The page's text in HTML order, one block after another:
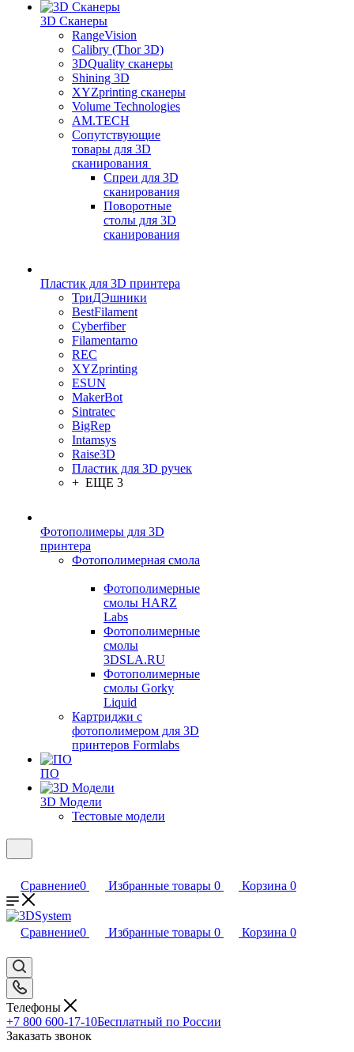
3D Сканеры
RangeVision
Calibry (Thor 3D)
3DQuality сканеры
Shining 3D
XYZprinting сканеры
Volume Technologies
AM.TECH
Сопутствующие
товары для 3D
сканирования
Спреи для 3D
сканирования
Поворотные
столы для 3D
сканирования
Пластик для 3D принтера
ТриДЭшники
BestFilament
Cyberfiber
Filamentarno
REC
XYZprinting
ESUN
MakerBot
Sintratec
BigRep
Intamsys
Raise3D
Пластик для 3D ручек
+ ЕЩЕ 3
Фотополимеры для 3D
принтера
Фотополимерная смола
Фотополимерные
смолы HARZ
Labs
Фотополимерные
смолы
3DSLA.RU
Фотополимерные
смолы Gorky
Liquid
Картриджи с
фотополимером для 3D
принтеров Formlabs
ПО
3D Модели
Тестовые модели
Сравнение0 Избранные товары 0 Корзина 0
Сравнение0 Избранные товары 0 Корзина 0
Телефоны
+7 800 600-17-10Бесплатный по России
Заказать звонок